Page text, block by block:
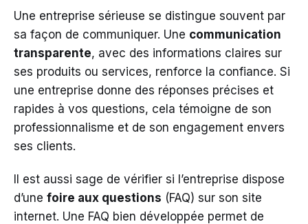
Une entreprise sérieuse se distingue souvent par
sa façon de communiquer. Une communication
transparente, avec des informations claires sur
ses produits ou services, renforce la confiance. Si
une entreprise donne des réponses précises et
rapides à vos questions, cela témoigne de son
professionnalisme et de son engagement envers
ses clients.
Il est aussi sage de vérifier si l’entreprise dispose
d’une foire aux questions (FAQ) sur son site
internet. Une FAQ bien développée permet de